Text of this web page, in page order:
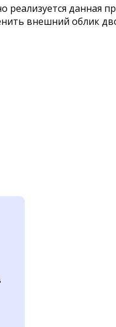
данная
внешний облик